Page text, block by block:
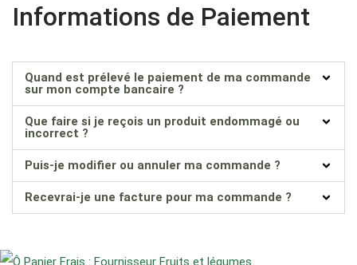
Informations de Paiement
Quand est prélevé le paiement de ma commande
sur mon compte bancaire ?
Que faire si je reçois un produit endommagé ou
incorrect ?
Puis-je modifier ou annuler ma commande ?
Recevrai-je une facture pour ma commande ?